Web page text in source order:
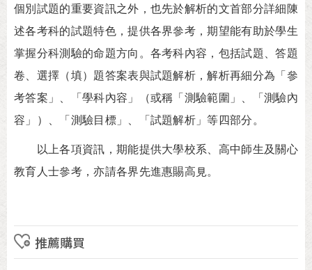
個別試題的重要資訊之外，也先於解析的文首部分詳細陳
述各考科的試題特色，提供各界參考，期望能有助於學生
掌握分科測驗的命題方向。各考科內容，包括試題、答題
卷、選擇（填）題答案表與試題解析，解析再細分為「參
考答案」、「學科內容」（或稱「測驗範圍」、「測驗內
容」）、「測驗目標」、「試題解析」等四部分。
以上各項資訊，期能提供大學校系、高中師生及關心
教育人士參考，亦請各界先進惠賜高見。
推薦購買